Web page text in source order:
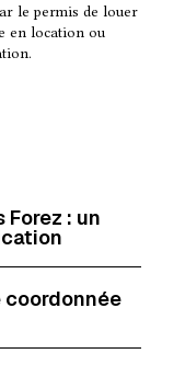
le permis de louer
en location ou
Forez : un
coordonnée